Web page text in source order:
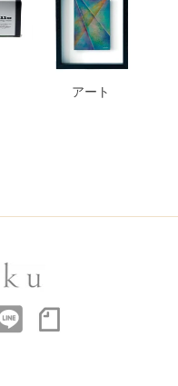
アート